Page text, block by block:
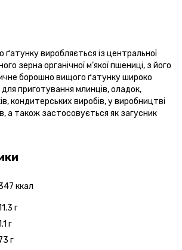
виробляється із центральної
зерна органічної м’якої пшениці, з його
борошно вищого ґатунку широко
приготування млинців, оладок,
кондитерських виробів, у виробництві
а також застосовується як загусник
ккал
г
г
г